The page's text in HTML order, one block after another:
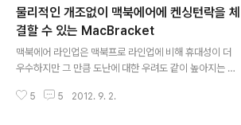
나와 있는데 Nifty MiniDrive가 주목받는 이유는 맥북 밖
으로 카드나 어댑터가 삐쭉 튀어 나오지 않고 마치 원래 맥
북의 기본 부품으로 보일 정도로 뛰어난 일체감을 보여주
기 때문입니다.누구나 생각해 봤을법한 아이디어이지만,
니다.(Nifty MiniDrive 소개 및 실제 사용 영상)맥북에어..
물리적인 개조없이 맥북에어에 켄싱턴락을 체
결할 수 있는 MacBracket
맥북에어 라인업은 맥북프로 라인업에 비해 휴대성이 더
우수하지만 그 만큼 도난에 대한 우려도 같이 높아지는 문
방지 슬롯이 준비되어 있어 켄싱턴락(Kensington Secu
5 5 2012. 9. 2.